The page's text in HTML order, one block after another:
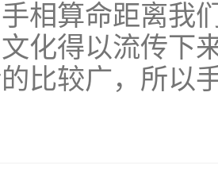
相算命距离我
化得以流传下
比较广，所以